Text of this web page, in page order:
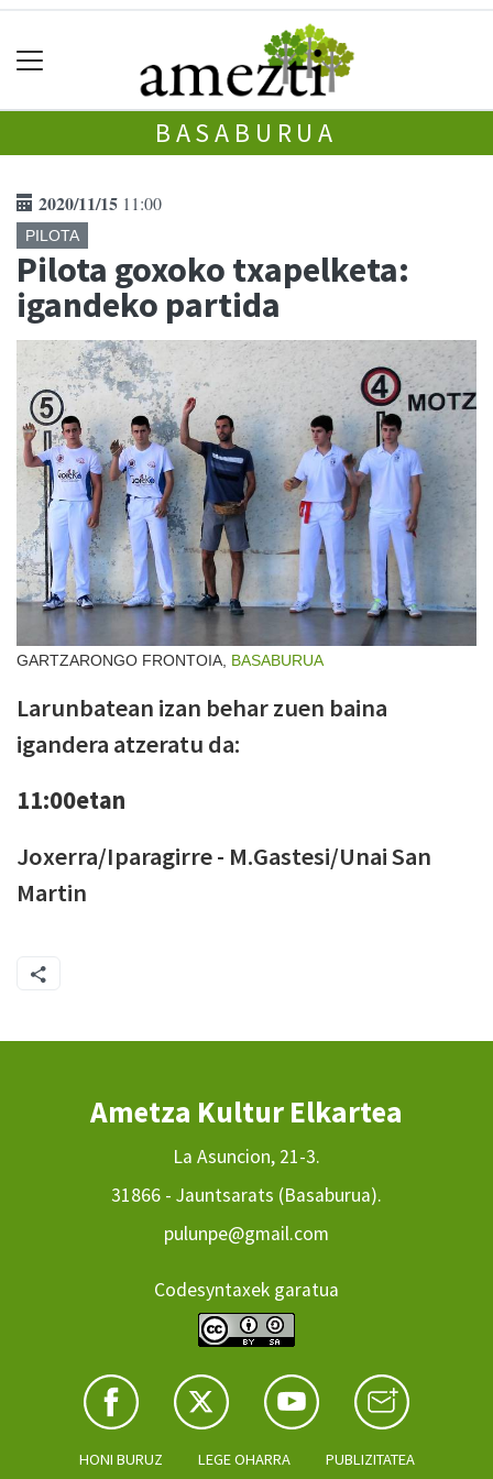
BASABURUA
2020/11/15 11:00
PILOTA
Pilota goxoko txapelketa:
igandeko partida
GARTZARONGO FRONTOIA, BASABURUA
Larunbatean izan behar zuen baina
igandera atzeratu da:
11:00etan
Joxerra/Iparagirre - M.Gastesi/Unai San
Martin
Ametza Kultur Elkartea
La Asuncion, 21-3.
31866 - Jauntsarats (Basaburua).
pulunpe@gmail.com
Codesyntaxek garatua
HONI BURUZ LEGE OHARRA PUBLIZITATEA